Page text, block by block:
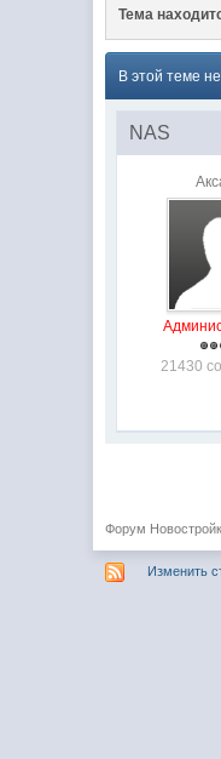
Тема
В этой теме
NAS
21430
Форум
Изменить